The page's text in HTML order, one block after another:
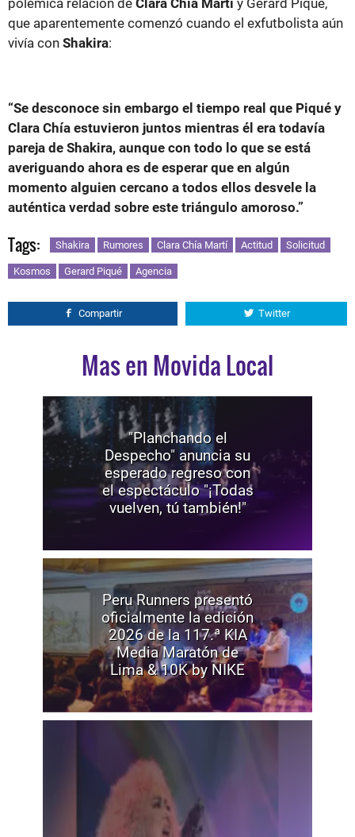
que aparentemente comenzó cuando el exfutbolista aún
vivía con Shakira:
“Se desconoce sin embargo el tiempo real que Piqué y
Clara Chía estuvieron juntos mientras él era todavía
pareja de Shakira, aunque con todo lo que se está
averiguando ahora es de esperar que en algún
momento alguien cercano a todos ellos desvele la
auténtica verdad sobre este triángulo amoroso.”
Tags: Shakira Rumores Clara Chía Martí Actitud Solicitud
Kosmos Gerard Piqué Agencia
Compartir Twitter
Mas en Movida Local
"Planchando el
Despecho" anuncia su
esperado regreso con
el espectáculo "¡Todas
vuelven, tú también!"
Peru Runners presentó
oficialmente la edición
2026 de la 117.ª KIA
Media Maratón de
Lima & 10K by NIKE